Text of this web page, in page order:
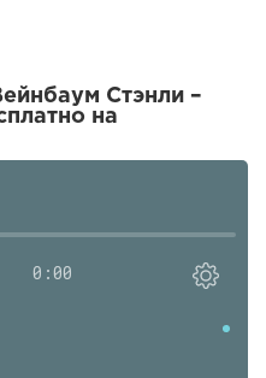
Стэнли –
на
0:00